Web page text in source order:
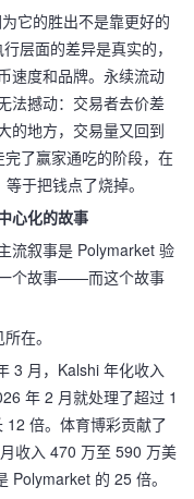
它的胜出不是靠更好的
层面的差异是真实的，
速度和品牌。永续流动
法撼动：交易者去价差
的地方，交易量又回到
了赢家通吃的阶段，在
于把钱点了烧掉。
心化的故事
流叙事是 Polymarket 验
个故事——而这个故事
在。
3 月，Kalshi 年化收入
年 2 月就处理了超过 1
倍。体育博彩贡献了
收入 470 万至 590 万美
Polymarket 的 25 倍。